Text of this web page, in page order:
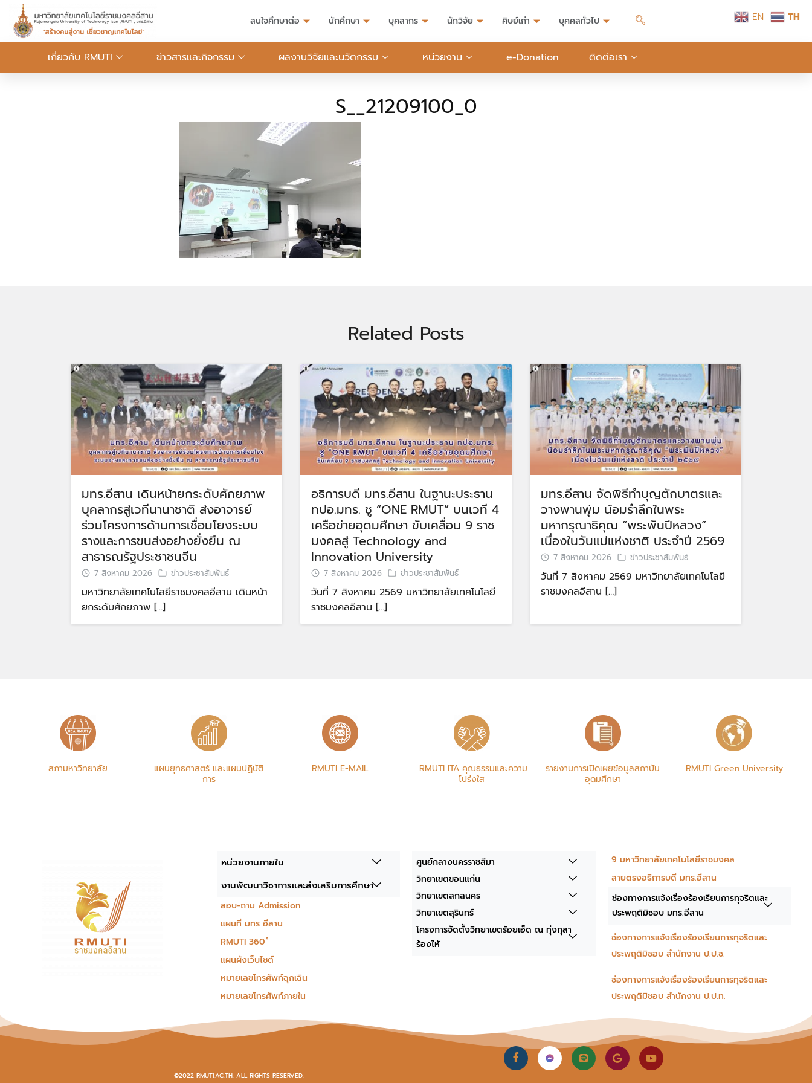
สนใจศึกษาต่อ นักศึกษา บุคลากร นักวิจัย ศิษย์เก่า บุคคลทั่วไป
เกี่ยวกับ RMUTI ข่าวสารและกิจกรรม ผลงานวิจัยและนวัตกรรม หน่วยงาน e-Donation ติดต่อเรา
S__21209100_0
Related Posts
มทร.อีสาน เดินหน้ายกระดับศักยภาพ
บุคลากรสู่เวทีนานาชาติ ส่งอาจารย์
ร่วมโครงการด้านการเชื่อมโยงระบบ
รางและการขนส่งอย่างยั่งยืน ณ
สาธารณรัฐประชาชนจีน
7 สิงหาคม 2026 ข่าวประชาสัมพันธ์
มหาวิทยาลัยเทคโนโลยีราชมงคลอีสาน เดินหน้า
ยกระดับศักยภาพ […]
อธิการบดี มทร.อีสาน ในฐานะประธาน
ทปอ.มทร. ชู “ONE RMUT” บนเวที 4
เครือข่ายอุดมศึกษา ขับเคลื่อน 9 ราช
มงคลสู่ Technology and
Innovation University
7 สิงหาคม 2026 ข่าวประชาสัมพันธ์
วันที่ 7 สิงหาคม 2569 มหาวิทยาลัยเทคโนโลยี
ราชมงคลอีสาน […]
มทร.อีสาน จัดพิธีทำบุญตักบาตรและ
วางพานพุ่ม น้อมรำลึกในพระ
มหากรุณาธิคุณ “พระพันปีหลวง”
เนื่องในวันแม่แห่งชาติ ประจำปี 2569
7 สิงหาคม 2026 ข่าวประชาสัมพันธ์
วันที่ 7 สิงหาคม 2569 มหาวิทยาลัยเทคโนโลยี
ราชมงคลอีสาน […]
สภามหาวิทยาลัย
แผนยุทธศาสตร์ และแผนปฏิบัติ
การ
RMUTI E-MAIL
RMUTI ITA คุณธรรมและความ
โปร่งใส
รายงานการเปิดเผยข้อมูลสถาบัน
อุดมศึกษา
RMUTI Green University
หน่วยงานภายใน
งานพัฒนาวิชาการและส่งเสริมการศึกษา
สอบ-ถาม Admission
แผนที่ มทร อีสาน
RMUTI 360 ํ
แผนผังเว็บไซต์
หมายเลขโทรศัพท์ฉุกเฉิน
หมายเลขโทรศัพท์ภายใน
ศูนย์กลางนครราชสีมา
วิทยาเขตขอนแก่น
วิทยาเขตสกลนคร
วิทยาเขตสุรินทร์
โครงการจัดตั้งวิทยาเขตร้อยเอ็ด ณ ทุ่งกุลา
ร้องไห้
9 มหาวิทยาลัยเทคโนโลยีราชมงคล
สายตรงอธิการบดี มทร.อีสาน
ช่องทางการแจ้งเรื่องร้องเรียนการทุจริตและ
ประพฤติมิชอบ มทร.อีสาน
ช่องทางการแจ้งเรื่องร้องเรียนการทุจริตและ
ประพฤติมิชอบ สำนักงาน ป.ป.ช.
ช่องทางการแจ้งเรื่องร้องเรียนการทุจริตและ
ประพฤติมิชอบ สำนักงาน ป.ป.ท.
©2022 RMUTI.AC.TH. ALL RIGHTS RESERVED.
EN TH